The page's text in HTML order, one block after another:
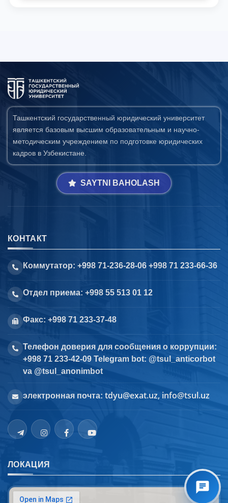
Ташкентский государственный юридический университет
является базовым высшим образовательным и научно-
методическим учреждением по подготовке юридических
кадров в Узбекистане.
SAYTNI BAHOLASH
КОНТАКТ
Коммутатор: +998 71-236-28-06 +998 71 233-66-36
Отдел приема: +998 55 513 01 12
Факс: +998 71 233-37-48
Телефон доверия для сообщения о коррупции:
+998 71 233-42-09 Telegram bot: @tsul_anticorbot
va @tsul_anonimbot
электронная почта: tdyu@exat.uz, info@tsul.uz
ЛОКАЦИЯ